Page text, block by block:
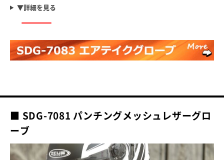
▼詳細を見る
■ SDG-7081 パンチングメッシュレザーグロ
ーブ